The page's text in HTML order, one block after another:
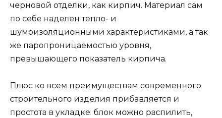
черновой отделки, как кирпич. Материал сам
по себе наделен тепло- и
шумоизоляционными характеристиками, а так
же паропроницаемостью уровня,
превышающего показатель кирпича.
Плюс ко всем преимуществам современного
строительного изделия прибавляется и
простота в укладке: блок можно распилить,